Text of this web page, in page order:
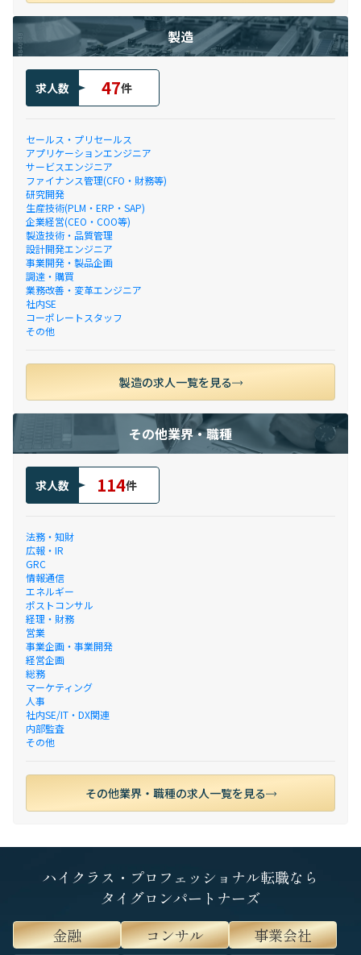
製造
求人数 47件
セールス・プリセールス
アプリケーションエンジニア
サービスエンジニア
ファイナンス管理(CFO・財務等)
研究開発
生産技術(PLM・ERP・SAP)
企業経営(CEO・COO等)
製造技術・品質管理
設計開発エンジニア
事業開発・製品企画
調達・購買
業務改善・変革エンジニア
社内SE
コーポレートスタッフ
その他
製造の求人一覧を見る
その他業界・職種
求人数 114件
法務・知財
広報・IR
GRC
情報通信
エネルギー
ポストコンサル
経理・財務
営業
事業企画・事業開発
経営企画
総務
マーケティング
人事
社内SE/IT・DX関連
内部監査
その他
その他業界・職種の求人一覧を見る
ハイクラス・プロフェッショナル転職なら
タイグロンパートナーズ
金融
コンサル 事業会社